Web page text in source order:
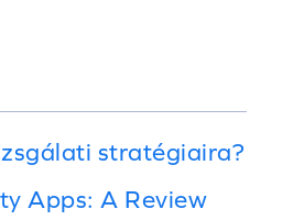
stratégiaira?
Apps: A Review